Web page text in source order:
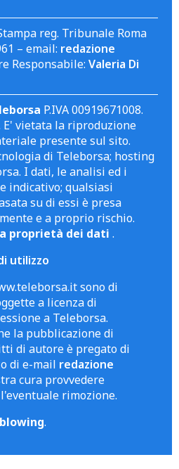
reg. Tribunale Roma
– email: redazione
Responsabile: Valeria Di
P.IVA 00919671008.
vietata la riproduzione
presente sul sito.
di Teleborsa; hosting
I dati, le analisi ed i
indicativo; qualsiasi
su di essi è presa
e a proprio rischio.
proprietà dei dati .
utilizzo
sono di
a licenza di
a Teleborsa.
la pubblicazione di
di autore è pregato di
di e-mail redazione
cura provvedere
rimozione.
.